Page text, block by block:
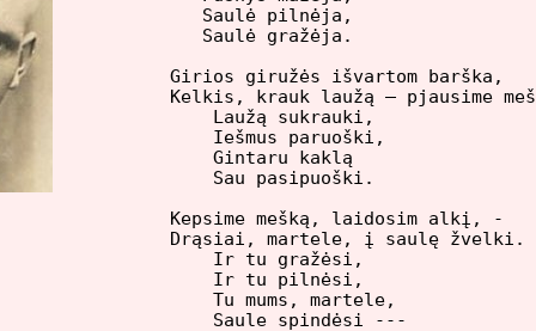
   Saulė pilnėja,
   Saulė gražėja.
Girios giružės išvartom barška,
Kelkis, krauk laužą – pjausime
    Laužą sukrauki,
    Iešmus paruoški,
    Gintaru kaklą
    Sau pasipuoški.
Kepsime mešką, laidosim alkį, -
Drąsiai, martele, į saulę žvelki.
    Ir tu gražėsi,
    Ir tu pilnėsi,
    Tu mums, martele,
    Saule spindėsi ---